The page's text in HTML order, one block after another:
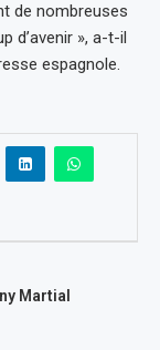
de nombreuses
d’avenir », a-t-il
espagnole.
Martial